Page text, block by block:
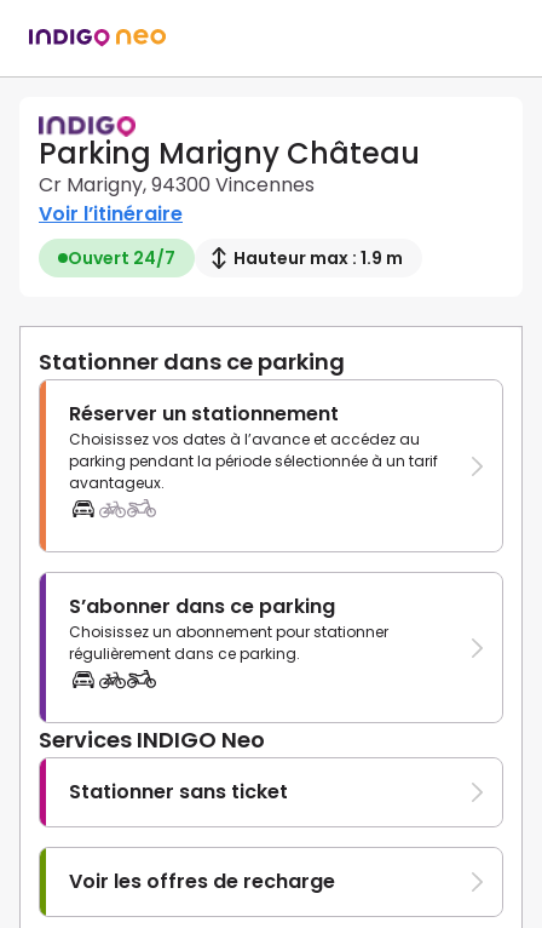
Parking Marigny Château
Cr Marigny, 94300 Vincennes
Voir l’itinéraire
Ouvert 24/7 Hauteur max : 1.9 m
Stationner dans ce parking
Réserver un stationnement
Choisissez vos dates à l’avance et accédez au
parking pendant la période sélectionnée à un tarif
avantageux.
S’abonner dans ce parking
Choisissez un abonnement pour stationner
régulièrement dans ce parking.
Services INDIGO Neo
Stationner sans ticket
Voir les offres de recharge